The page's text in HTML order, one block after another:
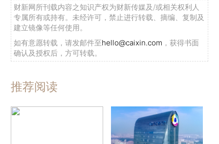
财新网所刊载内容之知识产权为财新传媒及/或相关权利人
专属所有或持有。未经许可，禁止进行转载、摘编、复制及
建立镜像等任何使用。
如有意愿转载，请发邮件至hello@caixin.com ，获得书面
确认及授权后，方可转载。
推荐阅读